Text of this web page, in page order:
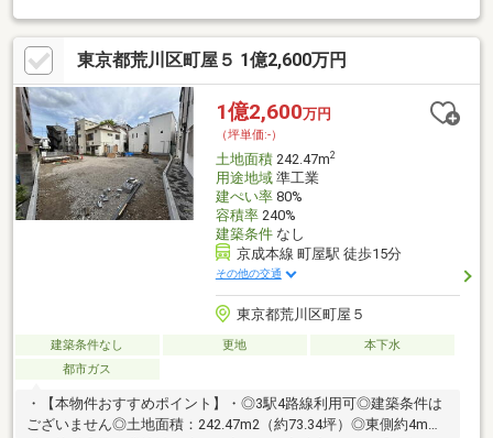
東京都荒川区町屋５ 1億2,600万円
1億2,600万円
（坪単価:-）
土地面積242.47m2
用途地域準工業
建ぺい率80%
容積率240%
建築条件なし
京成本線 町屋駅 徒歩15分
その他の交通
東京都荒川区町屋５
建築条件なし 更地
本下水
都市ガス
・【本物件おすすめポイント】・◎3駅4路線利用可◎建築条件は
ございません◎土地面積：242.47m2（約73.34坪）◎東側約4m公